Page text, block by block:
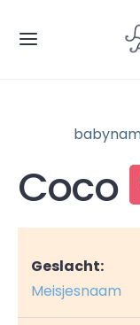
Coco
Geslacht:
Meisjesnaam